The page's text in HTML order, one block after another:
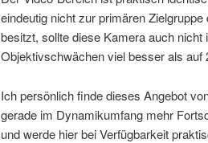
eindeutig nicht zur primären
besitzt, sollte diese Kamera auch
Objektivschwächen viel besser als auf
Ich persönlich finde dieses Angebot
gerade im Dynamikumfang mehr
und werde hier bei Verfügbarkeit